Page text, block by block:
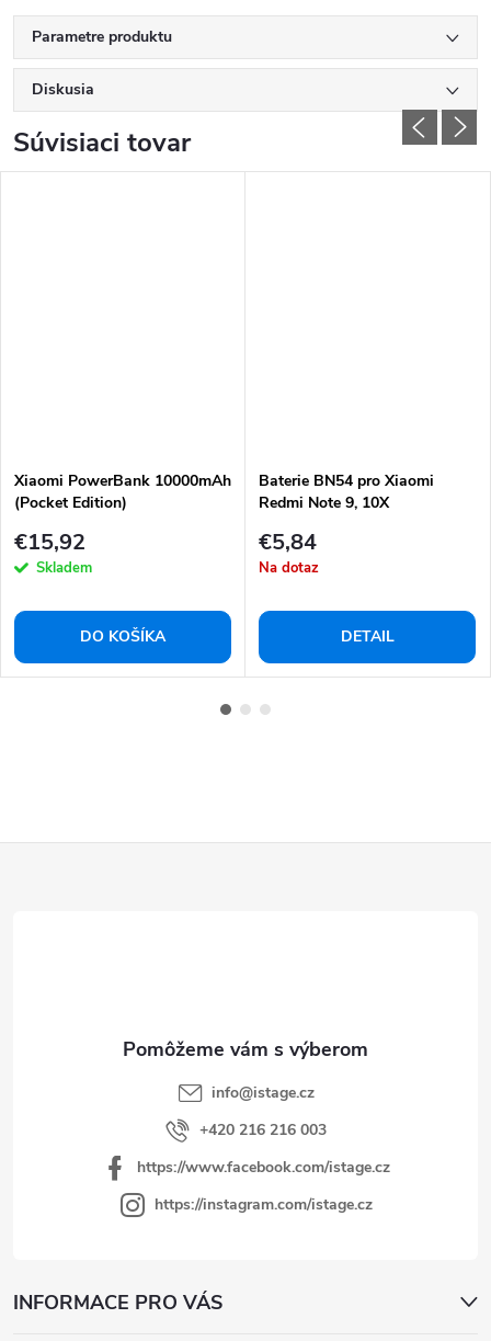
Parametre produktu
Diskusia
Súvisiaci tovar
Xiaomi PowerBank 10000mAh
(Pocket Edition)
€15,92
Skladem
DO KOŠÍKA
Baterie BN54 pro Xiaomi
Redmi Note 9, 10X
€5,84
Na dotaz
DETAIL
info@istage.cz
+420 216 216 003
https://www.facebook.com/istage.cz
https://instagram.com/istage.cz
INFORMACE PRO VÁS